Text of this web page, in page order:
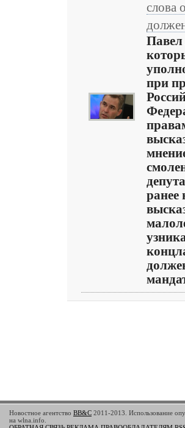
слова
Павел
при
ранее
Новостное агентство BB&C 2011-2013. Использование
на wlna.info.